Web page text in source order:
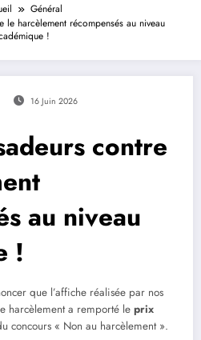
Général
le harcèlement récompensés au niveau
!
16 Juin 2026
contre
au niveau
!
que l’affiche réalisée par nos
harcèlement a remporté le prix
concours « Non au harcèlement ».